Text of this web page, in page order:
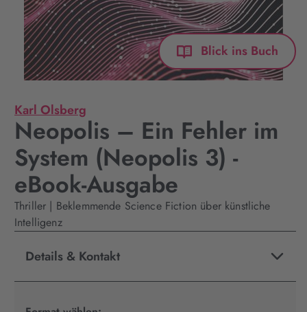
Blick ins Buch
Karl Olsberg
Neopolis – Ein Fehler im
System (Neopolis 3) -
eBook-Ausgabe
Thriller | Beklemmende Science Fiction über künstliche
Intelligenz
Details & Kontakt